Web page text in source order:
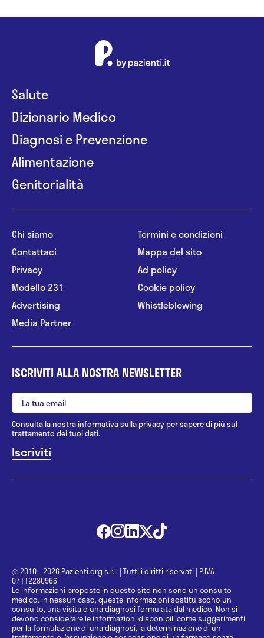
“Oftalmologia pediatrica” presso l’Università
Salute
Dizionario Medico
Diagnosi e Prevenzione
Alimentazione
Genitorialità
Chi siamo
Contattaci
Privacy
Modello 231
Advertising
Media Partner
Termini e condizioni
Mappa del sito
Ad policy
Cookie policy
Whistleblowing
ISCRIVITI ALLA NOSTRA NEWSLETTER
Consulta la nostrainformativa sulla privacy per sapere di più sul
trattamento dei tuoi dati.
@ 2010 - 2026 Pazienti.org s.r.l. | Tutti i diritti riservati | P.IVA
07112280966
Le informazioni proposte in questo sito non sono un consulto
medico. In nessun caso, queste informazioni sostituiscono un
consulto, una visita o una diagnosi formulata dal medico. Non si
devono considerare le informazioni disponibili come suggerimenti
per la formulazione di una diagnosi, la determinazione di un